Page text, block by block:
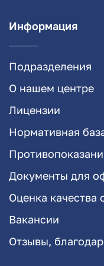
Информация
Подразделения
О нашем центре
Лицензии
Нормативная
Документы для
Оценка качества
Вакансии
Отзывы,